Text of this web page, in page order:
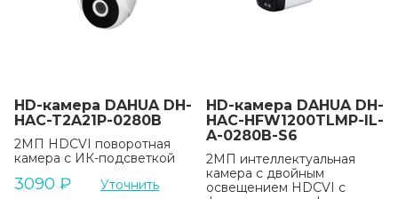
HD-камера DAHUA DH-
HAC-T2A21P-0280B
2MП HDCVI поворотная
камера с ИК-подсветкой
3090 ₽ Уточнить
HD-камера DAHUA DH-
HAC-HFW1200TLMP-IL-
A-0280B-S6
2МП интеллектуальная
камера с двойным
освещением HDCVI с